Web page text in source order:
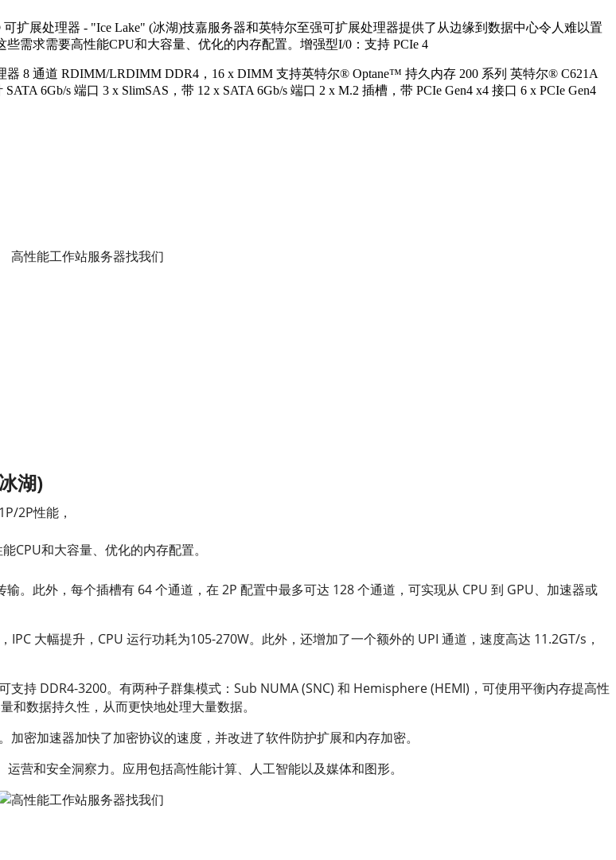
扩展处理器 - "Ice Lake" (冰湖)技嘉服务器和英特尔至强可扩展处理器提供了从边缘到数据中心令人难以置
需求需要高性能CPU和大容量、优化的内存配置。增强型I/0：支持 PCIe 4
8 通道 RDIMM/LRDIMM DDR4，16 x DIMM 支持英特尔® Optane™ 持久内存 200 系列 英特尔® C621A
6Gb/s 端口 3 x SlimSAS，带 12 x SATA 6Gb/s 端口 2 x M.2 插槽，带 PCIe Gen4 x4 接口 6 x PCIe Gen4
湖)
2P性能，
CPU和大容量、优化的内存配置。
。此外，每个插槽有 64 个通道，在 2P 配置中最多可达 128 个通道，可实现从 CPU 到 GPU、加速器或
大幅提升，CPU 运行功耗为105-270W。此外，还增加了一个额外的 UPI 通道，速度高达 11.2GT/s，
持 DDR4-3200。有两种子群集模式：Sub NUMA (SNC) 和 Hemisphere (HEMI)，可使用平衡内存提高性
数据持久性，从而更快地处理大量数据。
密加速器加快了加密协议的速度，并改进了软件防护扩展和内存加密。
营和安全洞察力。应用包括高性能计算、人工智能以及媒体和图形。